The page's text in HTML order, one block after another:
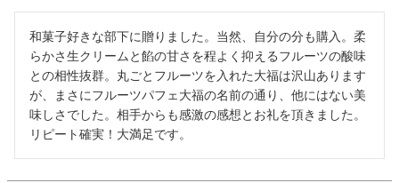
和菓子好きな部下に贈りました。当然、自分の分も購入。柔
らかさ生クリームと餡の甘さを程よく抑えるフルーツの酸味
との相性抜群。丸ごとフルーツを入れた大福は沢山あります
が、まさにフルーツパフェ大福の名前の通り、他にはない美
味しさでした。相手からも感激の感想とお礼を頂きました。
リピート確実！大満足です。